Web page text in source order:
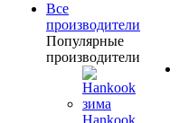
Все
производители
Популярные
производители
Hankook